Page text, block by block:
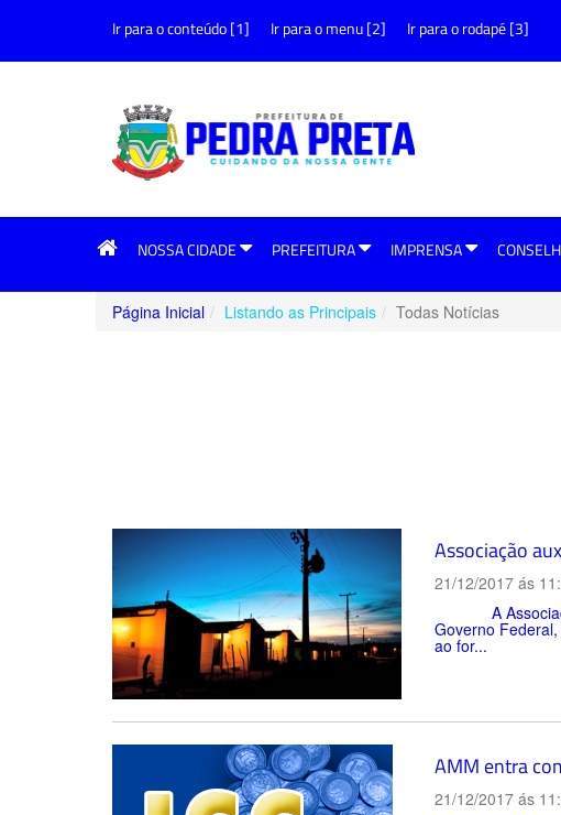
Ir para o conteúdo [1] Ir para o menu [2] Ir para o rodapé [3]
NOSSA CIDADE PREFEITURA IMPRENSA
Página Inicial Listando as Principais Todas Notícias
Associação
21/12/2017 ás
A Associação
Governo
ao for...
AMM entra
21/12/2017 ás